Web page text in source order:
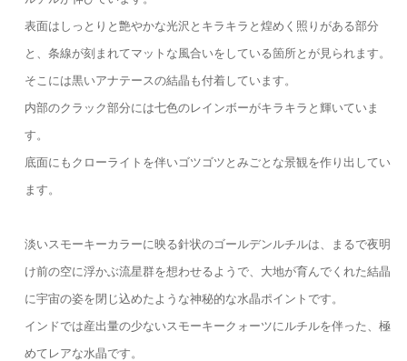
表面はしっとりと艶やかな光沢とキラキラと煌めく照りがある部分
と、条線が刻まれてマットな風合いをしている箇所とが見られます。
そこには黒いアナテースの結晶も付着しています。
内部のクラック部分には七色のレインボーがキラキラと輝いていま
す。
底面にもクローライトを伴いゴツゴツとみごとな景観を作り出してい
ます。
淡いスモーキーカラーに映る針状のゴールデンルチルは、まるで夜明
け前の空に浮かぶ流星群を想わせるようで、大地が育んでくれた結晶
に宇宙の姿を閉じ込めたような神秘的な水晶ポイントです。
インドでは産出量の少ないスモーキークォーツにルチルを伴った、極
めてレアな水晶です。